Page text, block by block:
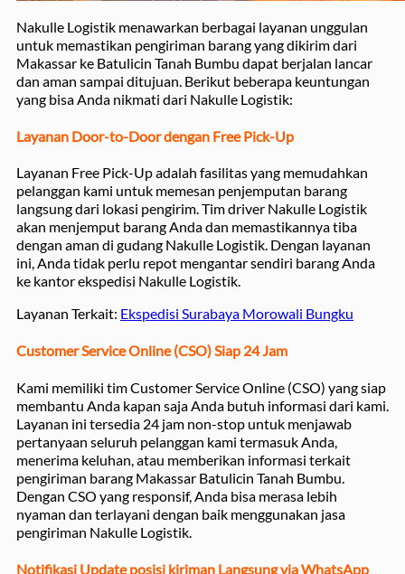
Nakulle Logistik menawarkan berbagai layanan unggulan
untuk memastikan pengiriman barang yang dikirim dari
Makassar ke Batulicin Tanah Bumbu dapat berjalan lancar
dan aman sampai ditujuan. Berikut beberapa keuntungan
yang bisa Anda nikmati dari Nakulle Logistik:
Layanan Door-to-Door dengan Free Pick-Up
Layanan Free Pick-Up adalah fasilitas yang memudahkan
pelanggan kami untuk memesan penjemputan barang
langsung dari lokasi pengirim. Tim driver Nakulle Logistik
akan menjemput barang Anda dan memastikannya tiba
dengan aman di gudang Nakulle Logistik. Dengan layanan
ini, Anda tidak perlu repot mengantar sendiri barang Anda
ke kantor ekspedisi Nakulle Logistik.
Layanan Terkait: Ekspedisi Surabaya Morowali Bungku
Customer Service Online (CSO) Siap 24 Jam
Kami memiliki tim Customer Service Online (CSO) yang siap
membantu Anda kapan saja Anda butuh informasi dari kami.
Layanan ini tersedia 24 jam non-stop untuk menjawab
pertanyaan seluruh pelanggan kami termasuk Anda,
menerima keluhan, atau memberikan informasi terkait
pengiriman barang Makassar Batulicin Tanah Bumbu.
Dengan CSO yang responsif, Anda bisa merasa lebih
nyaman dan terlayani dengan baik menggunakan jasa
pengiriman Nakulle Logistik.
Notifikasi Update posisi kiriman Langsung via WhatsApp